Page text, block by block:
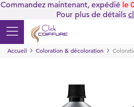
Commandez maintenant, expédié le
Pour plus de détails
Accueil
Coloration & décoloration